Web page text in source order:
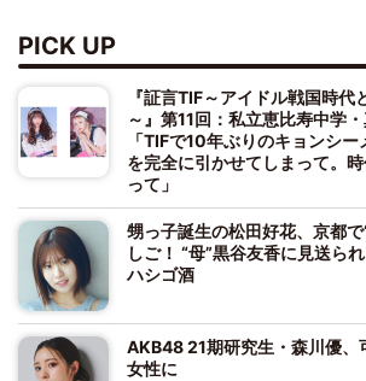
PICK UP
『証言TIF～アイドル戦国時代
～』第11回：私立恵比寿中学
「TIFで10年ぶりのキョンシ
を完全に引かせてしまって。
って」
甥っ子誕生の松田好花、京都
しご！ “母”黒谷友香に見送ら
ハシゴ酒
AKB48 21期研究生・森川優、
女性に